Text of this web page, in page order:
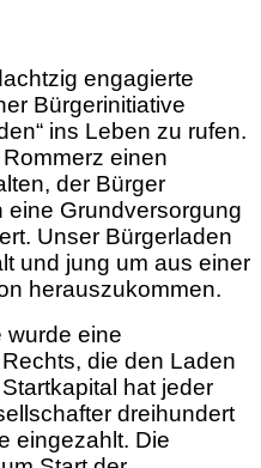
engagierte
Bürgerinitiative
ins Leben zu rufen.
einen
der Bürger
Grundversorgung
Unser Bürgerladen
und jung um aus einer
herauszukommen.
wurde eine
die den Laden
hat jeder
dreihundert
eingezahlt. Die